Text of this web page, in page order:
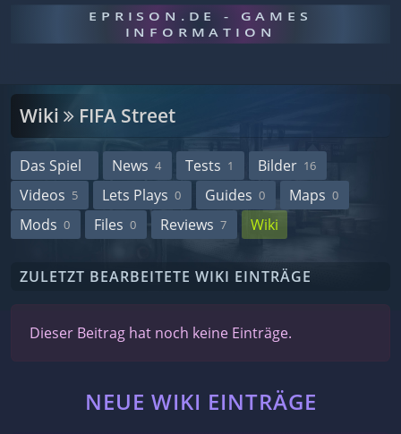
EPRISON.DE - GAMES
INFORMATION
Wiki FIFA Street
Das Spiel News 4 Tests 1 Bilder 16
Videos 5 Lets Plays 0 Guides 0 Maps 0
Mods 0 Files 0 Reviews 7 Wiki
ZULETZT BEARBEITETE WIKI EINTRÄGE
Dieser Beitrag hat noch keine Einträge.
NEUE WIKI EINTRÄGE